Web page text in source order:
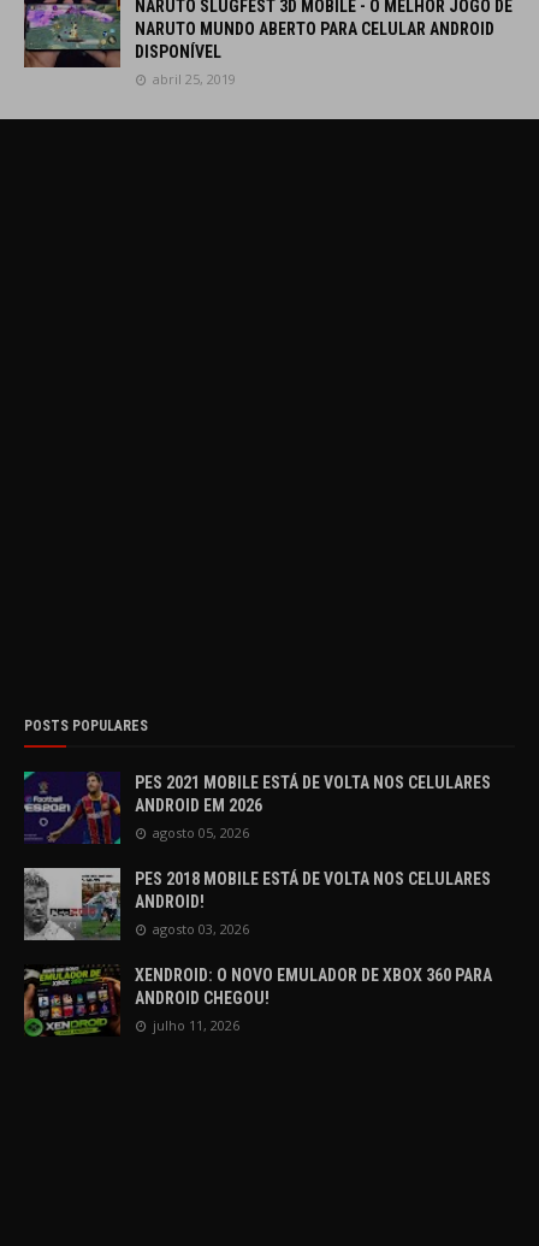
NARUTO SLUGFEST 3D MOBILE - O MELHOR JOGO DE
NARUTO MUNDO ABERTO PARA CELULAR ANDROID
DISPONÍVEL
abril 25, 2019
POSTS POPULARES
PES 2021 MOBILE ESTÁ DE VOLTA NOS CELULARES
ANDROID EM 2026
agosto 05, 2026
PES 2018 MOBILE ESTÁ DE VOLTA NOS CELULARES
ANDROID!
agosto 03, 2026
XENDROID: O NOVO EMULADOR DE XBOX 360 PARA
ANDROID CHEGOU!
julho 11, 2026